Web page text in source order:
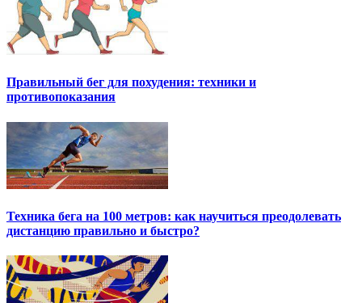
Правильный бег для похудения: техники и
противопоказания
Техника бега на 100 метров: как научиться преодолевать
дистанцию правильно и быстро?